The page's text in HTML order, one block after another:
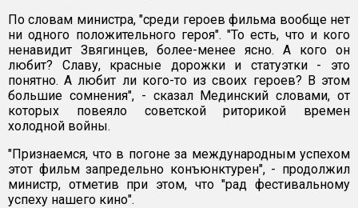
По словам министра, "среди героев фильма вообще нет
ни одного положительного героя". "То есть, что и кого
ненавидит Звягинцев, более-менее ясно. А кого он
любит? Славу, красные дорожки и статуэтки - это
понятно. А любит ли кого-то из своих героев? В этом
большие сомнения", - сказал Мединский словами, от
которых повеяло советской риторикой времен
холодной войны.
"Признаемся, что в погоне за международным успехом
этот фильм запредельно конъюнктурен", - продолжил
министр, отметив при этом, что "рад фестивальному
успеху нашего кино".